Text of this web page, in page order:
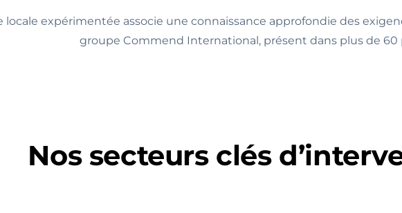
locale expérimentée associe une connaissance approfondie des
groupe Commend International, présent dans plus de 60
Nos secteurs clés